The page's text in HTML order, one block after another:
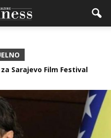
ponovo otvorila vrata